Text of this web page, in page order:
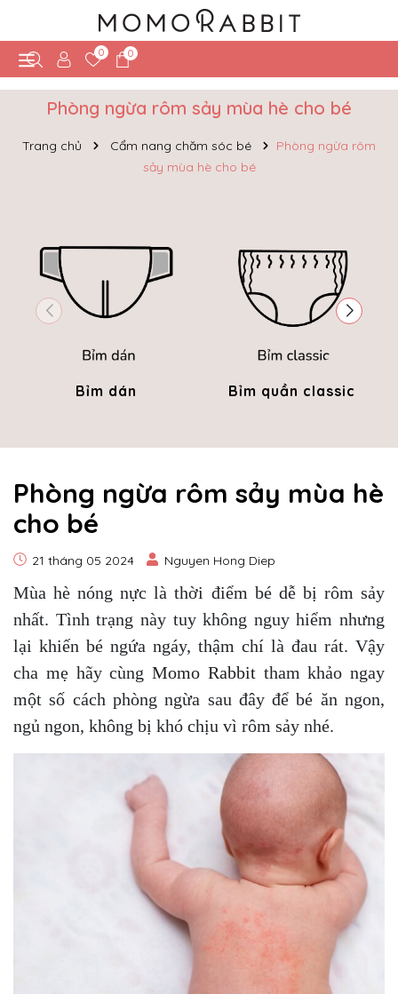
0 0
​​​​​​​Phòng ngừa rôm sảy mùa hè cho bé
Trang chủ Cẩm nang chăm sóc bé
​​​​​​​Phòng ngừa rôm
sảy mùa hè cho bé
Bỉm dán Bỉm quần classic
​​​​​​​Phòng ngừa rôm sảy mùa hè
cho bé
21 tháng 05 2024 Nguyen Hong Diep
Mùa hè nóng nực là thời điểm bé dễ bị rôm sảy
nhất. Tình trạng này tuy không nguy hiểm nhưng
lại khiến bé ngứa ngáy, thậm chí là đau rát. Vậy
cha mẹ hãy cùng Momo Rabbit tham khảo ngay
một số cách phòng ngừa sau đây để bé ăn ngon,
ngủ ngon, không bị khó chịu vì rôm sảy nhé.